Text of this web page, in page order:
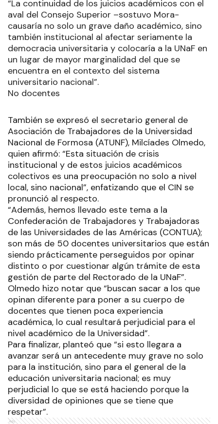
“La continuidad de los juicios académicos con el
aval del Consejo Superior –sostuvo Mora-
causaría no solo un grave daño académico, sino
también institucional al afectar seriamente la
democracia universitaria y colocaría a la UNaF en
un lugar de mayor marginalidad del que se
encuentra en el contexto del sistema
universitario nacional”.
No docentes
También se expresó el secretario general de
Asociación de Trabajadores de la Universidad
Nacional de Formosa (ATUNF), Milcíades Olmedo,
quien afirmó: “Esta situación de crisis
institucional y de estos juicios académicos
colectivos es una preocupación no solo a nivel
local, sino nacional”, enfatizando que el CIN se
pronunció al respecto.
“Además, hemos llevado este tema a la
Confederación de Trabajadores y Trabajadoras
de las Universidades de las Américas (CONTUA);
son más de 50 docentes universitarios que están
siendo prácticamente perseguidos por opinar
distinto o por cuestionar algún trámite de esta
gestión de parte del Rectorado de la UNaF”.
Olmedo hizo notar que “buscan sacar a los que
opinan diferente para poner a su cuerpo de
docentes que tienen poca experiencia
académica, lo cual resultará perjudicial para el
nivel académico de la Universidad”.
Para finalizar, planteó que “si esto llegara a
avanzar será un antecedente muy grave no solo
para la institución, sino para el general de la
educación universitaria nacional; es muy
perjudicial lo que se está haciendo porque la
diversidad de opiniones que se tiene que
respetar”.
Ads